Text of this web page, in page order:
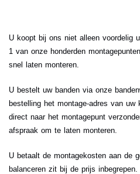
U koopt bij ons niet alleen voordelig
1 van onze honderden
snel laten monteren.
U bestelt uw banden via onze
bestelling het montage-adres van uw
direct naar het montagepunt
afspraak om te laten monteren.
U betaalt de montagekosten aan de
balanceren zit bij de prijs inbegrepen.